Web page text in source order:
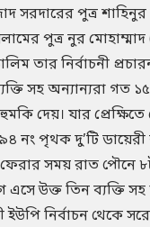
সরদারের পুত্র
পুত্র নুর মোহাম্মাদ
তার নির্বাচনী
সহ অন্যান্যরা গত
দেয়। যার প্রেক্ষিতে
নং পৃথক দু’টি
সময় রাত পৌনে
উক্ত তিন ব্যক্তি সহ
নির্বাচন থেকে